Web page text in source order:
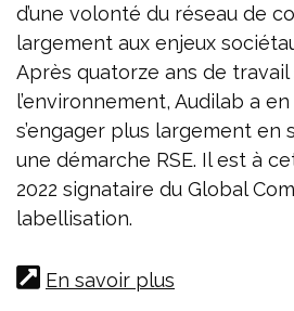
d’une volonté du réseau de
largement aux enjeux
Après quatorze ans de
l’environnement, Audilab a
s’engager plus largement en
une démarche RSE. Il est à
2022 signataire du Global
labellisation.
En savoir plus